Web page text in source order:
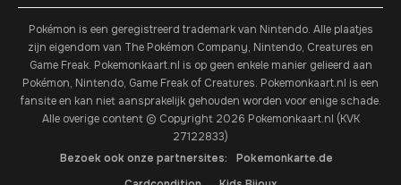
Pokémon is een geregistreerd trademark van Nintendo. Alle plaatjes
zijn eigendom van The Pokémon Company, Nintendo, Creatures en
Game Freak. Pokemonkaart.nl is op geen enkele manier gelieerd aan
Pokémon, Nintendo, Game Freak of Creatures. Pokemonkaart.nl is een
fansite en kan niet aansprakelijk gehouden worden voor enige schade.
Alle overige content © Copyright 2026 Pokemonkaart.nl (KVK
27122833)
Bezoek ook onze partnersites:
Pokemonkarte.de